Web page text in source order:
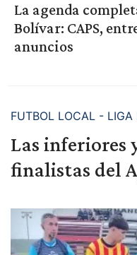
La agenda
Bolívar: CAPS,
anuncios
FUTBOL LOCAL - LIGA
Las inferiores
finalistas del